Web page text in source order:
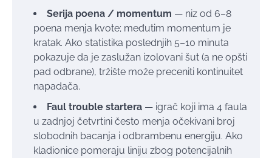
Serija poena / momentum — niz od 6–8
poena menja kvote; međutim momentum je
kratak. Ako statistika poslednjih 5–10 minuta
pokazuje da je zaslužan izolovani šut (a ne opšti
pad odbrane), tržište može preceniti kontinuitet
napadača.
Faul trouble startera — igrač koji ima 4 faula
u zadnjoj četvrtini često menja očekivani broj
slobodnih bacanja i odbrambenu energiju. Ako
kladionice pomeraju liniju zbog potencijalnih